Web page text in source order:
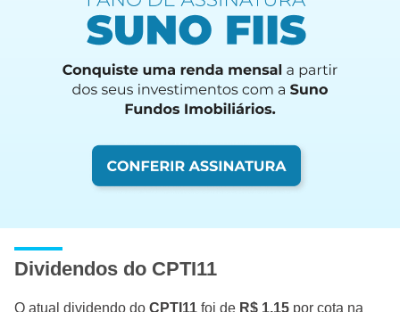
Dividendos do CPTI11
O atual dividendo do CPTI11 foi de R$ 1,15 por cota na